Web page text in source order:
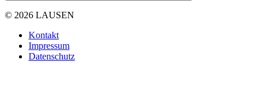
© 2026 LAUSEN
Kontakt
Impressum
Datenschutz